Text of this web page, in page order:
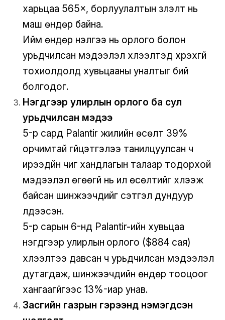
харьцаа 565×, борлуулалтын үзүүлэлт нь
маш өндөр байна.
Ийм өндөр үнэлгээ нь орлого болон
урьдчилсан мэдээлэл хүлээлтэд хүрэхгүй
тохиолдолд хувьцааны уналтыг бий
болгодог.
Нэгдүгээр улирлын орлого ба сул
урьдчилсан мэдээ
5-р сард Palantir жилийн өсөлт 39%
орчимтай гүйцэтгэлээ танилцуулсан ч
ирээдүйн чиг хандлагын талаар тодорхой
мэдээлэл өгөөгүй нь илүү өсөлтийг хүлээж
байсан шинжээчдийг сэтгэл дундуур
үлдээсэн.
5-р сарын 6-нд Palantir-ийн хувьцаа
нэгдүгээр улирлын орлого ($884 сая)
хүлээлтээ давсан ч урьдчилсан мэдээлэл
дутагдаж, шинжээчдийн өндөр тооцоог
хангаагүйгээс 13%-иар унав.
Засгийн газрын гэрээнд нэмэгдсэн